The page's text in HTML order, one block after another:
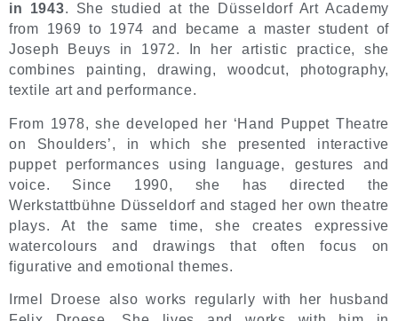
in 1943. She studied at the Düsseldorf Art Academy
from 1969 to 1974 and became a master student of
Joseph Beuys in 1972. In her artistic practice, she
combines painting, drawing, woodcut, photography,
textile art and performance.
From 1978, she developed her ‘Hand Puppet Theatre
on Shoulders’, in which she presented interactive
puppet performances using language, gestures and
voice. Since 1990, she has directed the
Werkstattbühne Düsseldorf and staged her own theatre
plays. At the same time, she creates expressive
watercolours and drawings that often focus on
figurative and emotional themes.
Irmel Droese also works regularly with her husband